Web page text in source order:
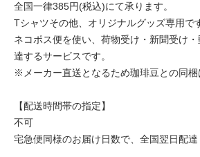
全国一律385円(税込)にて承ります。
Tシャツその他、オリジナルグッズ専用で
ネコポス便を使い、荷物受け・新聞受け
達するサービスです。
※メーカー直送となるため珈琲豆との同梱
【配送時間帯の指定】
不可
宅急便同様のお届け日数で、全国翌日配達